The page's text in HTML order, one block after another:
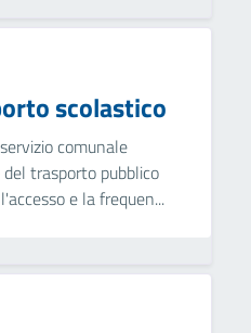
scolastico
comunale
trasporto pubblico
e la frequen...